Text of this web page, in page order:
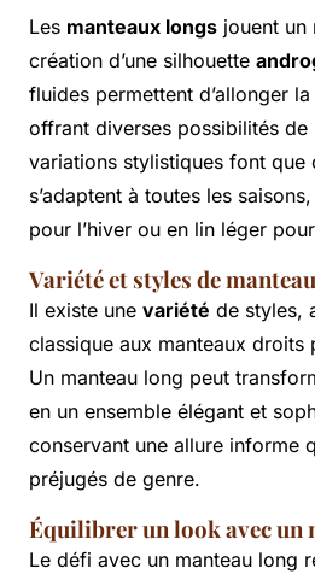
Les manteaux longs jouent un
création d’une silhouette
fluides permettent d’allonger
offrant diverses possibilités de
variations stylistiques font que
s’adaptent à toutes les
pour l’hiver ou en lin léger
Variété et styles de
Il existe une variété de styles,
classique aux manteaux droits
Un manteau long peut
en un ensemble élégant et
conservant une allure informe
préjugés de genre.
Équilibrer un look avec un
Le défi avec un manteau long